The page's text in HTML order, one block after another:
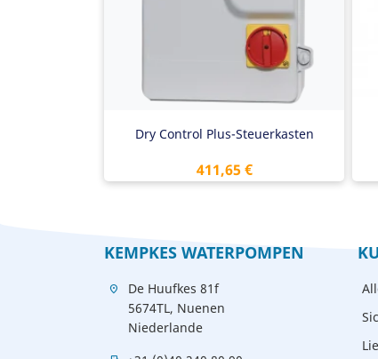
Dry Control Plus-Steuerkasten
Preis
411,65 €
Möglichkeit für zusätzlichen Sensor
Gut ablesbares LCD-Display
KEMPKES WATERPOMPEN
location_on
De Huufkes 81f
5674TL, Nuenen
Niederlande